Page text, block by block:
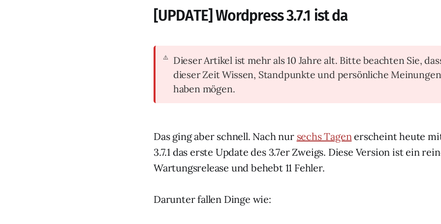
[UPDATE] Wordpress 3.7.1 ist da
Dieser Artikel ist mehr als 10 Jahre alt. Bitte beachten Sie,
dieser Zeit Wissen, Standpunkte und persönliche
haben mögen.
Das ging aber schnell. Nach nur sechs Tagenerscheint heute
3.7.1 das erste Update des 3.7er Zweigs. Diese Version ist ein
Wartungsrelease und behebt 11 Fehler.
Darunter fallen Dinge wie: